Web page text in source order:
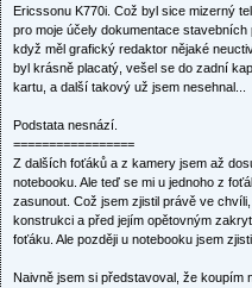
Ericssonu K770i. Což byl sice mizerný
pro moje účely dokumentace
když měl grafický redaktor nějaké
byl krásně placatý, vešel se do zadní
kartu, a další takový už jsem nesehnal...
Podstata nesnází.
=================
Z dalších foťáků a z kamery jsem až
notebooku. Ale teď se mi u jednoho z
zasunout. Což jsem zjistil právě ve
konstrukci a před jejím opětovným
foťáku. Ale později u notebooku jsem
Naivně jsem si představoval, že koupím